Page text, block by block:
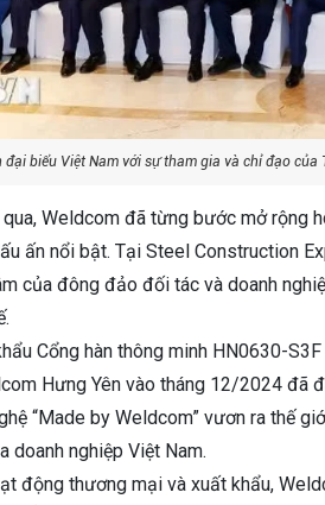
đại biểu Việt Nam với sự tham gia và chỉ đạo của
qua, Weldcom đã từng bước mở rộng
ấn nổi bật. Tại Steel Construction
của đông đảo đối tác và doanh
Cổng hàn thông minh HN0630-
Hưng Yên vào tháng 12/2024 đã
“Made by Weldcom” vươn ra thế
doanh nghiệp Việt Nam.
động thương mại và xuất khẩu,